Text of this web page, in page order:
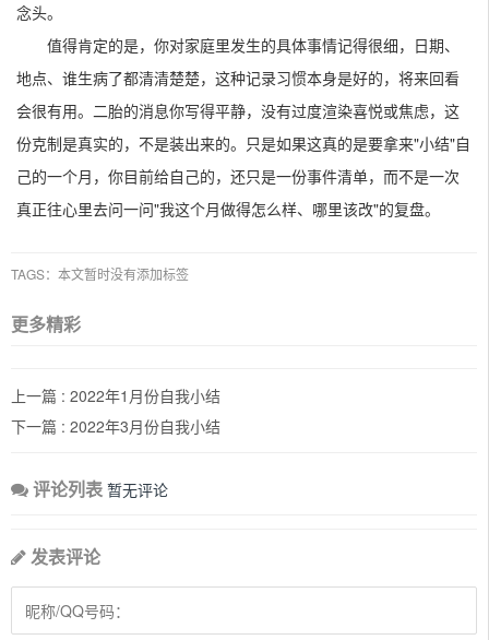
念头。
值得肯定的是，你对家庭里发生的具体事情记得很细，日期、
地点、谁生病了都清清楚楚，这种记录习惯本身是好的，将来回看
会很有用。二胎的消息你写得平静，没有过度渲染喜悦或焦虑，这
份克制是真实的，不是装出来的。只是如果这真的是要拿来"小结"自
己的一个月，你目前给自己的，还只是一份事件清单，而不是一次
真正往心里去问一问"我这个月做得怎么样、哪里该改"的复盘。
TAGS：本文暂时没有添加标签
更多精彩
上一篇 : 2022年1月份自我小结
下一篇 : 2022年3月份自我小结
评论列表 暂无评论
发表评论